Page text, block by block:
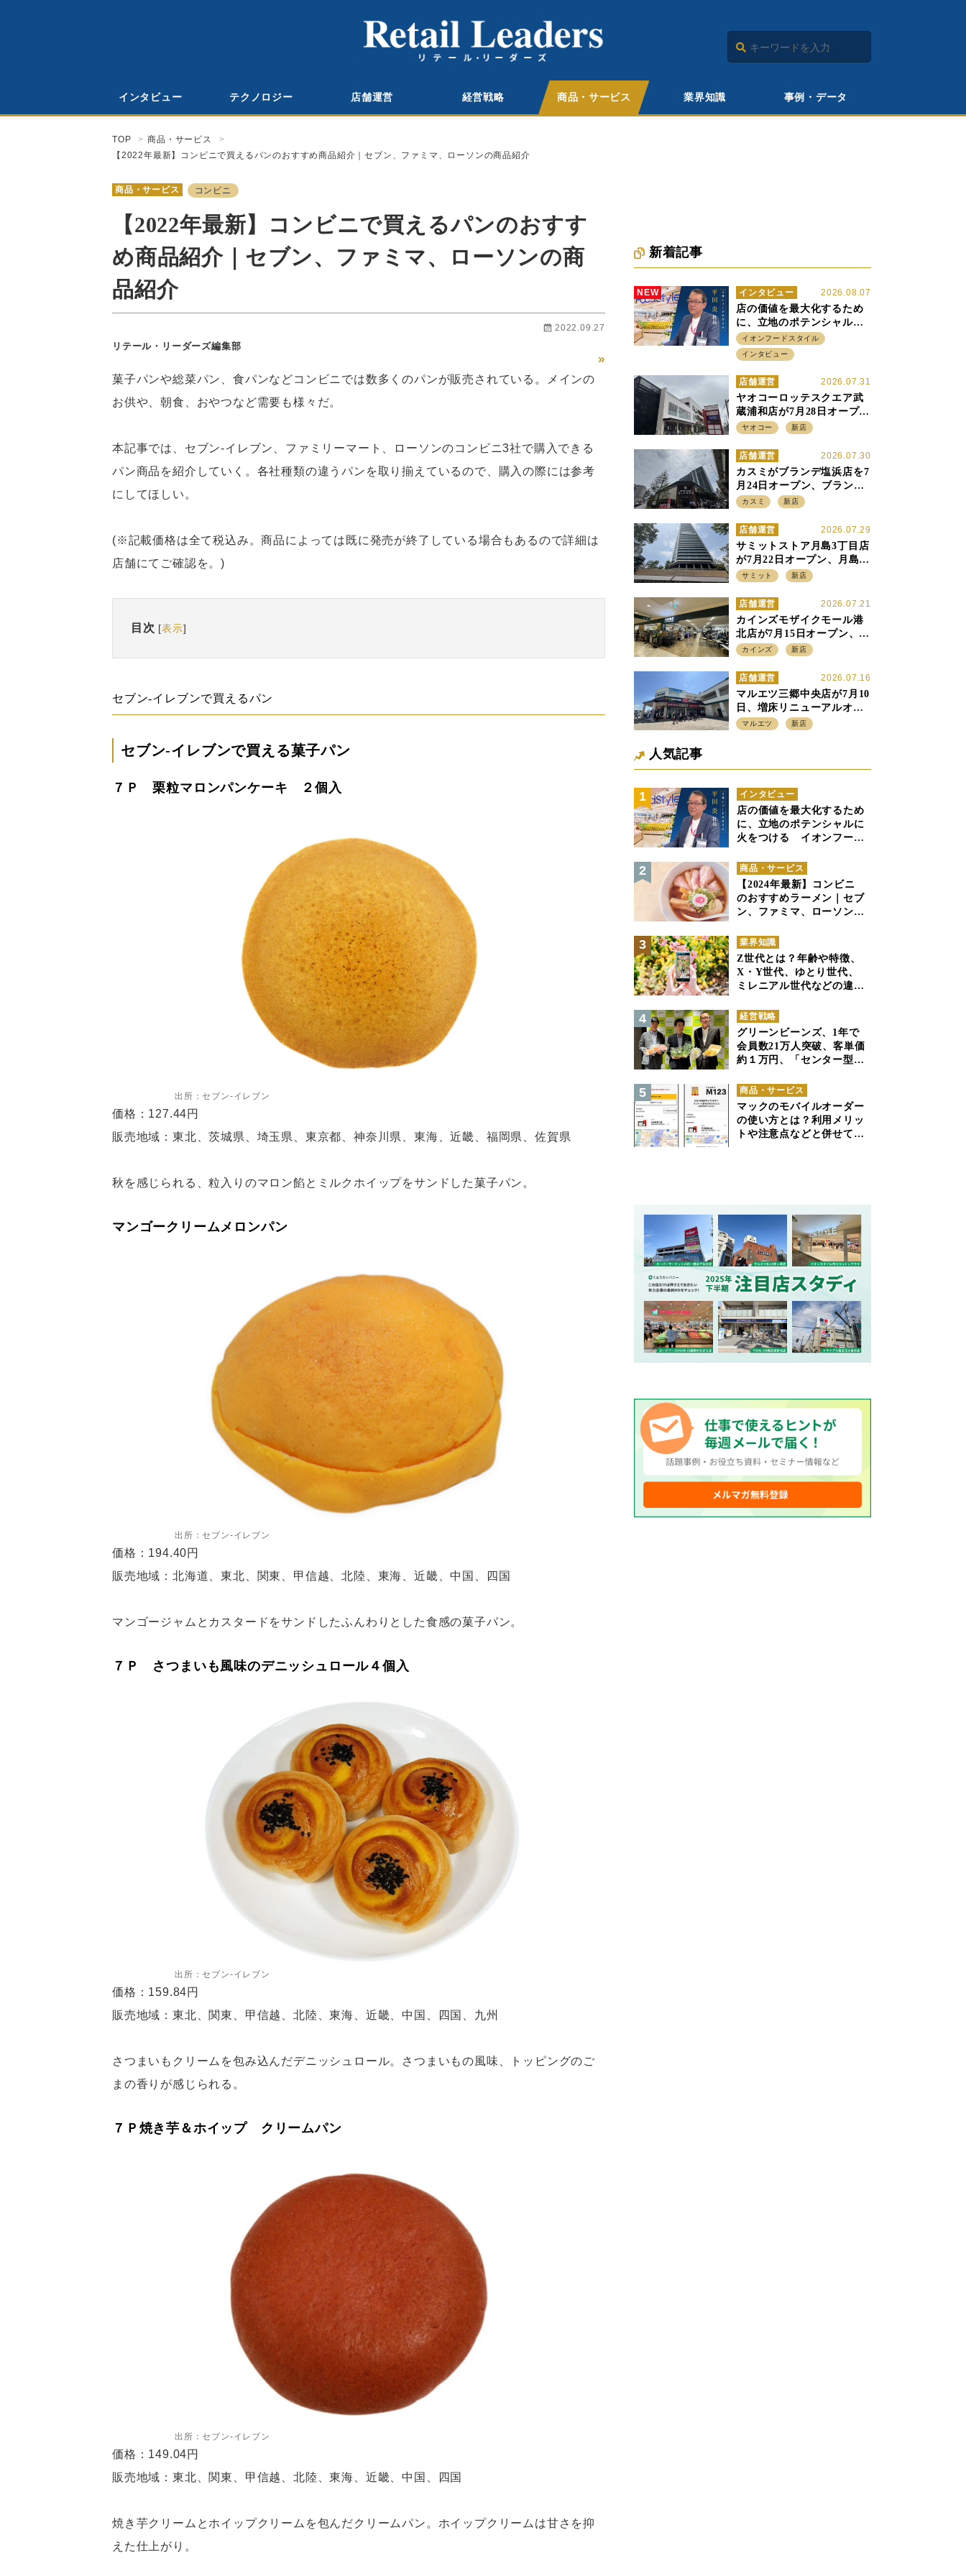
インタビュー テクノロジー 店舗運営 経営戦略 商品・サービス 業界知識 事例・データ
TOP
商品・サービス
【2022年最新】コンビニで買えるパンのおすすめ商品紹介｜セブン、ファミマ、ローソンの商品紹介
商品・サービス コンビニ
【2022年最新】コンビニで買えるパンのおすす
め商品紹介｜セブン、ファミマ、ローソンの商
品紹介
2022.09.27
リテール・リーダーズ編集部
»
菓子パンや総菜パン、食パンなどコンビニでは数多くのパンが販売されている。メインの
お供や、朝食、おやつなど需要も様々だ。
本記事では、セブン-イレブン、ファミリーマート、ローソンのコンビニ3社で購入できる
パン商品を紹介していく。各社種類の違うパンを取り揃えているので、購入の際には参考
にしてほしい。
(※記載価格は全て税込み。商品によっては既に発売が終了している場合もあるので詳細は
店舗にてご確認を。)
目次 [表示]
セブン-イレブンで買えるパン
セブン-イレブンで買える菓子パン
７Ｐ 栗粒マロンパンケーキ ２個入
出所：セブン-イレブン
価格：127.44円
販売地域：東北、茨城県、埼玉県、東京都、神奈川県、東海、近畿、福岡県、佐賀県
秋を感じられる、粒入りのマロン餡とミルクホイップをサンドした菓子パン。
マンゴークリームメロンパン
出所：セブン-イレブン
価格：194.40円
販売地域：北海道、東北、関東、甲信越、北陸、東海、近畿、中国、四国
マンゴージャムとカスタードをサンドしたふんわりとした食感の菓子パン。
７Ｐ さつまいも風味のデニッシュロール４個入
出所：セブン-イレブン
価格：159.84円
販売地域：東北、関東、甲信越、北陸、東海、近畿、中国、四国、九州
さつまいもクリームを包み込んだデニッシュロール。さつまいもの風味、トッピングのご
まの香りが感じられる。
７Ｐ焼き芋＆ホイップ クリームパン
出所：セブン-イレブン
価格：149.04円
販売地域：東北、関東、甲信越、北陸、東海、近畿、中国、四国
焼き芋クリームとホイップクリームを包んだクリームパン。ホイップクリームは甘さを抑
えた仕上がり。
新着記事
NEW 2026.08.07
インタビュー
店の価値を最大化するため
に、立地のポテンシャルに
火をつける イオンフード
スタイル 平田 炎社長
イオンフードスタイル
インタビュー
2026.07.31
店舗運営
ヤオコーロッテスクエア武
蔵浦和店が7月28日オープ
ン、至近の惣菜繁盛店・武
すみ分け
ヤオコー 新店
2026.07.30
店舗運営
カスミがブランデ塩浜店を7
月24日オープン、ブランデ5
店目は生鮮、デリカ強化の
入れ
カスミ 新店
2026.07.29
店舗運営
サミットストア月島3丁目店
が7月22日オープン、月島の
58階建てタワーマンション1
を出店
サミット 新店
2026.07.21
店舗運営
カインズモザイクモール港
北店が7月15日オープン、出
店強化の神奈川県、駅前
カインズ 新店
2026.07.16
店舗運営
マルエツ三郷中央店が7月10
日、増床リニューアルオー
プン、「アーバン500坪モデ
マルエツ 新店
人気記事
インタビュー
店の価値を最大化するため
に、立地のポテンシャルに
火をつける イオンフード
商品・サービス
【2024年最新】コンビニ
のおすすめラーメン｜セブ
ン、ファミマ、ローソンの
業界知識
Z世代とは？年齢や特徴、
X・Y世代、ゆとり世代、
ミレニアル世代などの違い
経営戦略
グリーンビーンズ、1年で
会員数21万人突破、客単価
約１万円、「センター型の
も成立できるか
商品・サービス
マックのモバイルオーダー
の使い方とは？利用メリッ
トや注意点などと併せて解